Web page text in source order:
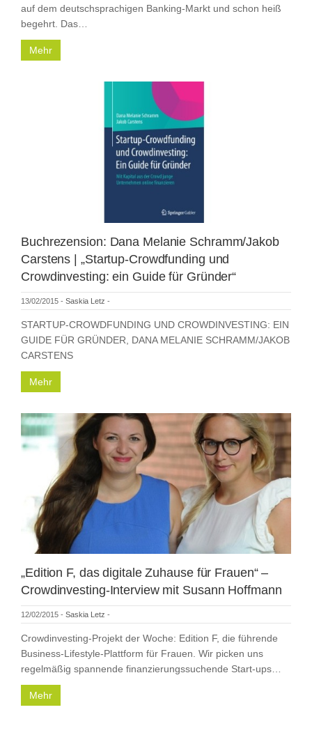
auf dem deutschsprachigen Banking-Markt und schon heiß
begehrt. Das…
Mehr
Buchrezension: Dana Melanie Schramm/Jakob
Carstens | „Startup-Crowdfunding und
Crowdinvesting: ein Guide für Gründer“
13/02/2015 - Saskia Letz -
STARTUP-CROWDFUNDING UND CROWDINVESTING: EIN
GUIDE FÜR GRÜNDER, DANA MELANIE SCHRAMM/JAKOB
CARSTENS
Mehr
„Edition F, das digitale Zuhause für Frauen“ –
Crowdinvesting-Interview mit Susann Hoffmann
12/02/2015 - Saskia Letz -
Crowdinvesting-Projekt der Woche: Edition F, die führende
Business-Lifestyle-Plattform für Frauen. Wir picken uns
regelmäßig spannende finanzierungssuchende Start-ups…
Mehr